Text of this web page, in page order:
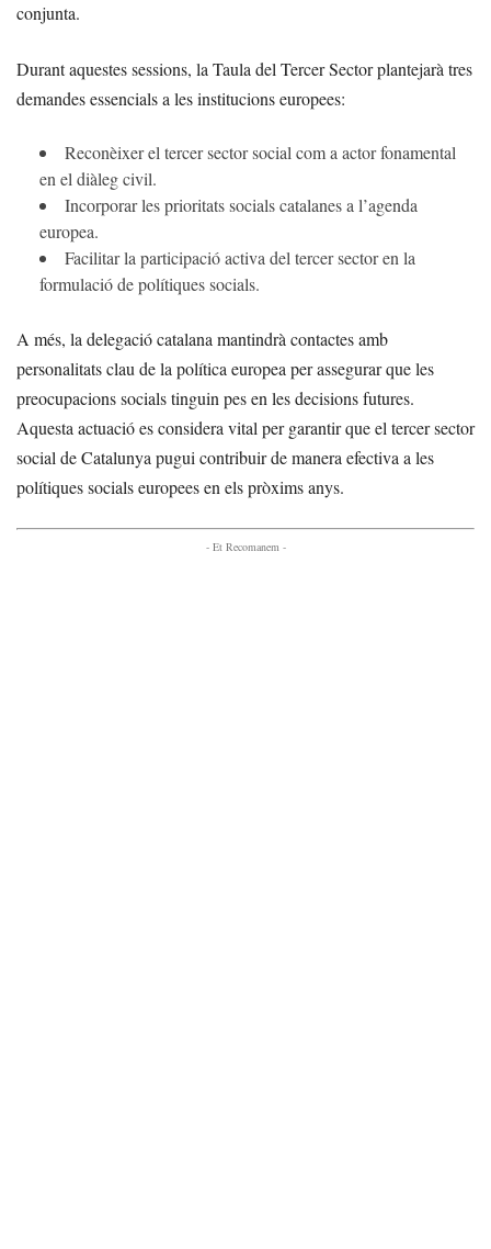
conjunta.
Durant aquestes sessions, la Taula del Tercer Sector plantejarà tres
demandes essencials a les institucions europees:
Reconèixer el tercer sector social com a actor fonamental
en el diàleg civil.
Incorporar les prioritats socials catalanes a l’agenda
europea.
Facilitar la participació activa del tercer sector en la
formulació de polítiques socials.
A més, la delegació catalana mantindrà contactes amb
personalitats clau de la política europea per assegurar que les
preocupacions socials tinguin pes en les decisions futures.
Aquesta actuació es considera vital per garantir que el tercer sector
social de Catalunya pugui contribuir de manera efectiva a les
polítiques socials europees en els pròxims anys.
- Et Recomanem -